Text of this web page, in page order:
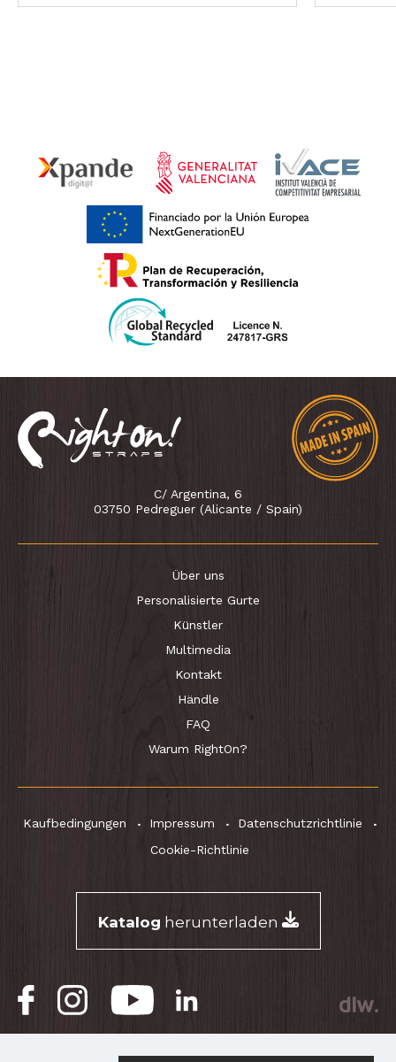
C/ Argentina, 6
03750 Pedreguer (Alicante / Spain)
Über uns
Personalisierte Gurte
Künstler
Multimedia
Kontakt
Händle
FAQ
Warum RightOn?
Kaufbedingungen Impressum
Datenschutzrichtlinie
Cookie-Richtlinie
Katalog herunterladen
® RightOn! Straps. Copyright 2026.